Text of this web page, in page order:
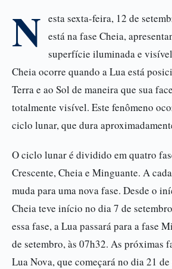
N esta sexta-feira, 12 de
está na fase Cheia,
superfície iluminada e
Cheia ocorre quando a Lua está
Terra e ao Sol de maneira que sua
totalmente visível. Este fenômeno
ciclo lunar, que dura
O ciclo lunar é dividido em quatro
Crescente, Cheia e Minguante. A
muda para uma nova fase. Desde o
Cheia teve início no dia 7 de
essa fase, a Lua passará para a fase
de setembro, às 07h32. As próximas
Lua Nova, que começará no dia 21 de